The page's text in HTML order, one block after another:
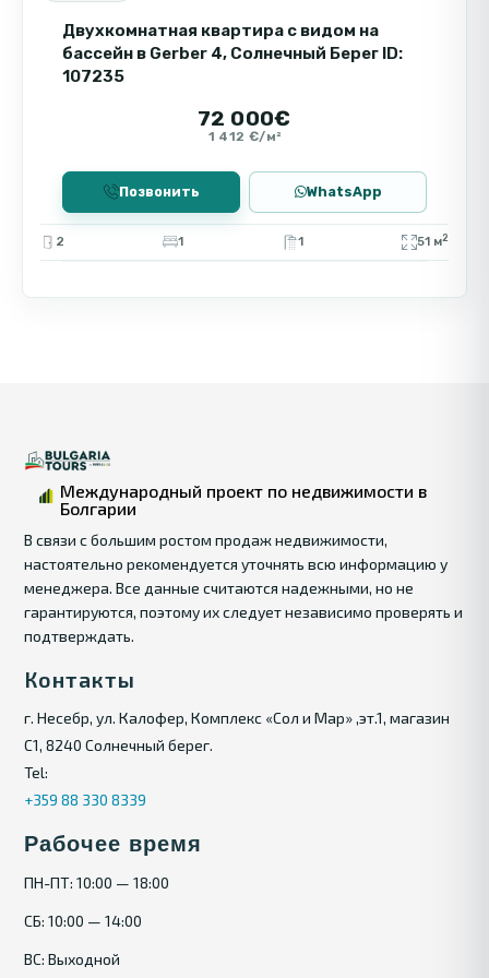
Двухкомнатная квартира с видом на
бассейн в Gerber 4, Солнечный Берег ID:
107235
72 000€
1 412 €/м²
Позвонить WhatsApp
2 1 1 51 м2
Международный проект по недвижимости в
Болгарии
В связи с большим ростом продаж недвижимости,
настоятельно рекомендуется уточнять всю информацию у
менеджера. Все данные считаются надежными, но не
гарантируются, поэтому их следует независимо проверять и
подтверждать.
Контакты
г. Несебр, ул. Калофер, Комплекс «Сол и Мар» ,эт.1, магазин
С1, 8240 Солнечный берег.
Tel:
+359 88 330 8339
Рабочее время
ПН-ПТ: 10:00 — 18:00
СБ: 10:00 — 14:00
ВС: Выходной